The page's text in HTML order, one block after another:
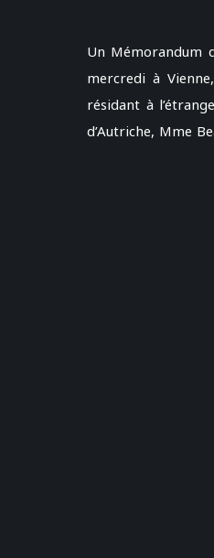
Un Mémorandum
mercredi à
résidant à
d’Autriche, Mme